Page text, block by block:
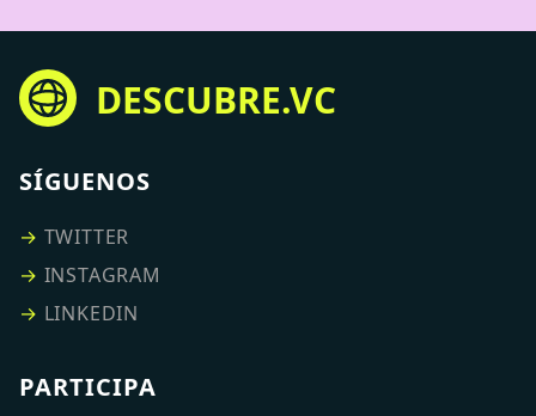
DESCUBRE.VC
SÍGUENOS
→ TWITTER
→ INSTAGRAM
→ LINKEDIN
PARTICIPA